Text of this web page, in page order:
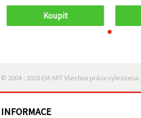
Koupit
© 2004 - 2026 EM ART Všechna práva vyhrazena..
INFORMACE